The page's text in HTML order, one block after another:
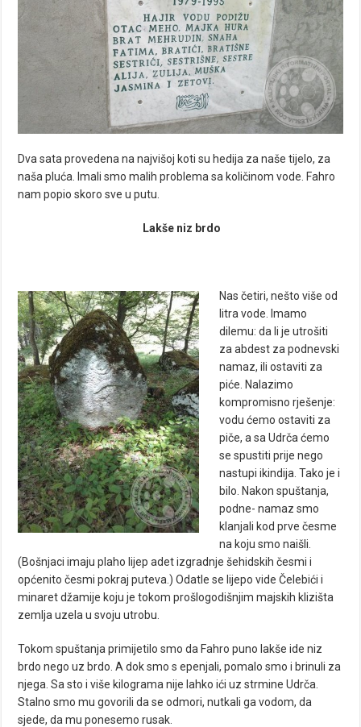
Dva sata provedena na najvišoj koti su hedija za naše tijelo, za
naša pluća. Imali smo malih problema sa količinom vode. Fahro
nam popio skoro sve u putu.
Lakše niz brdo
Nas četiri, nešto više od
litra vode. Imamo
dilemu: da li je utrošiti
za abdest za podnevski
namaz, ili ostaviti za
piće. Nalazimo
kompromisno rješenje:
vodu ćemo ostaviti za
piče, a sa Udrča ćemo
se spustiti prije nego
nastupi ikindija. Tako je i
bilo. Nakon spuštanja,
podne- namaz smo
klanjali kod prve česme
na koju smo naišli.
(Bošnjaci imaju plaho lijep adet izgradnje šehidskih česmi i
općenito česmi pokraj puteva.) Odatle se lijepo vide Čelebići i
minaret džamije koju je tokom prošlogodišnjim majskih klizišta
zemlja uzela u svoju utrobu.
Tokom spuštanja primijetilo smo da Fahro puno lakše ide niz
brdo nego uz brdo. A dok smo s epenjali, pomalo smo i brinuli za
njega. Sa sto i više kilograma nije lahko ići uz strmine Udrča.
Stalno smo mu govorili da se odmori, nutkali ga vodom, da
sjede, da mu ponesemo rusak.